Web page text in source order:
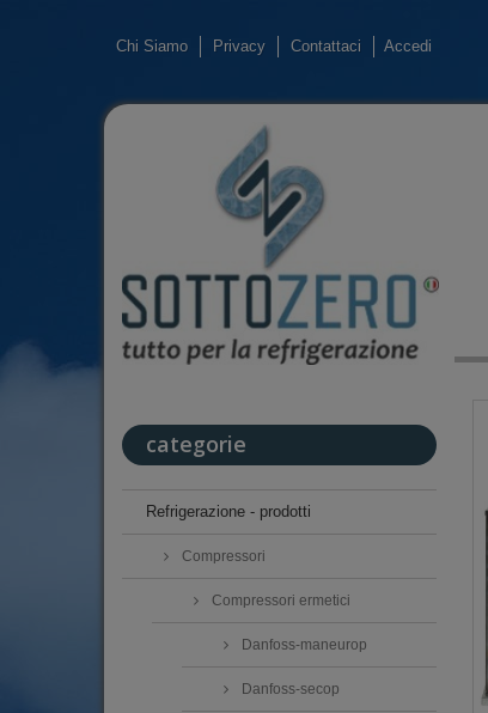
Chi Siamo Privacy Contattaci Accedi
categorie
Refrigerazione - prodotti
Compressori
Compressori ermetici
Danfoss-maneurop
Danfoss-secop